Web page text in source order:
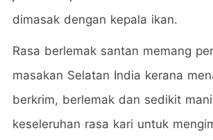
dimasak dengan kepala ikan.
Rasa berlemak santan memang
masakan Selatan India kerana
berkrim, berlemak dan sedikit
keseleruhan rasa kari untuk